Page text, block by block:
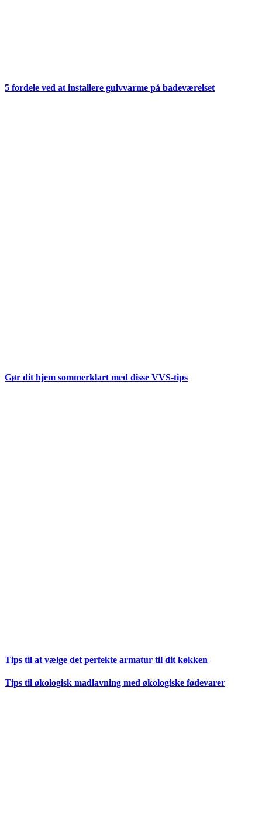
5 fordele ved at installere gulvvarme på badeværelset
Gør dit hjem sommerklart med disse VVS-tips
Tips til at vælge det perfekte armatur til dit køkken
Tips til økologisk madlavning med økologiske fødevarer